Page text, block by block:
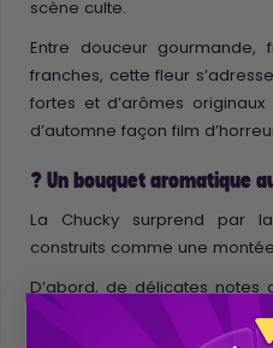
scène culte.
Entre douceur
franches, cette fleur
fortes et d’arômes
d’automne façon film
? Un bouquet aromatique
La Chucky surprend par
construits comme une
D’abord, de délicates
danse, fruitées et sucrées
Puis viennent des effluves